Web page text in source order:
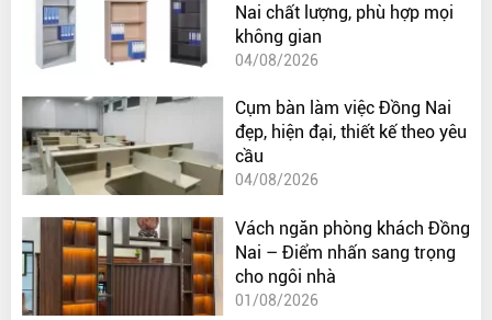
Nai chất lượng, phù hợp mọi
không gian
04/08/2026
Cụm bàn làm việc Đồng Nai
đẹp, hiện đại, thiết kế theo yêu
cầu
04/08/2026
Vách ngăn phòng khách Đồng
Nai – Điểm nhấn sang trọng
cho ngôi nhà
01/08/2026